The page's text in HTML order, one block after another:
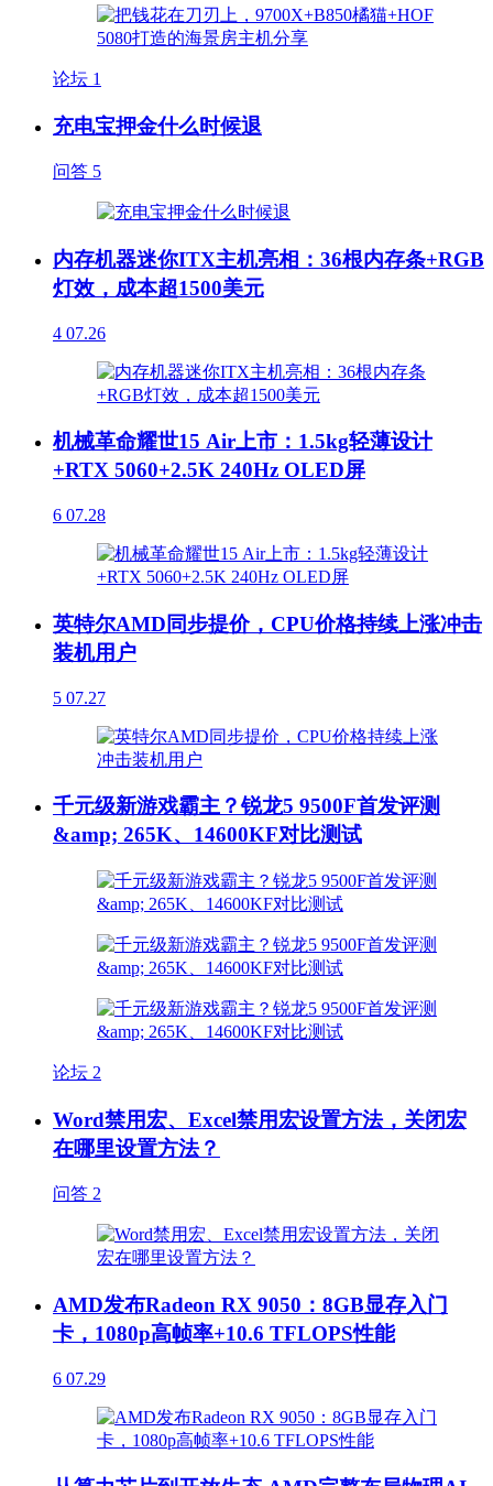
论坛 1
充电宝押金什么时候退
问答 5
内存机器迷你ITX主机亮相：36根内存条+RGB
灯效，成本超1500美元
4 07.26
机械革命耀世15 Air上市：1.5kg轻薄设计
+RTX 5060+2.5K 240Hz OLED屏
6 07.28
英特尔AMD同步提价，CPU价格持续上涨冲击
装机用户
5 07.27
千元级新游戏霸主？锐龙5 9500F首发评测
&amp; 265K、14600KF对比测试
论坛 2
Word禁用宏、Excel禁用宏设置方法，关闭宏
在哪里设置方法？
问答 2
AMD发布Radeon RX 9050：8GB显存入门
卡，1080p高帧率+10.6 TFLOPS性能
6 07.29